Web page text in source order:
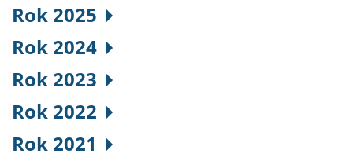
Rok 2025
Rok 2024
Rok 2023
Rok 2022
Rok 2021